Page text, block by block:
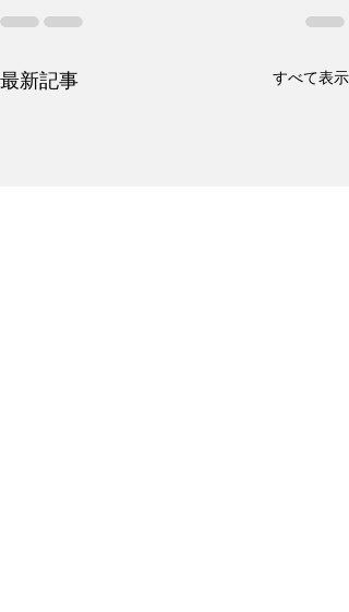
最新記事 すべて表示